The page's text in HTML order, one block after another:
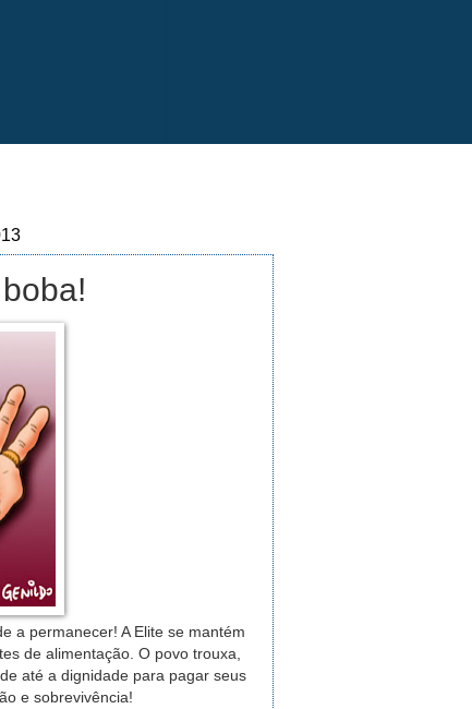
a permanecer! A Elite se mantém
de alimentação. O povo trouxa,
até a dignidade para pagar seus
e sobrevivência!